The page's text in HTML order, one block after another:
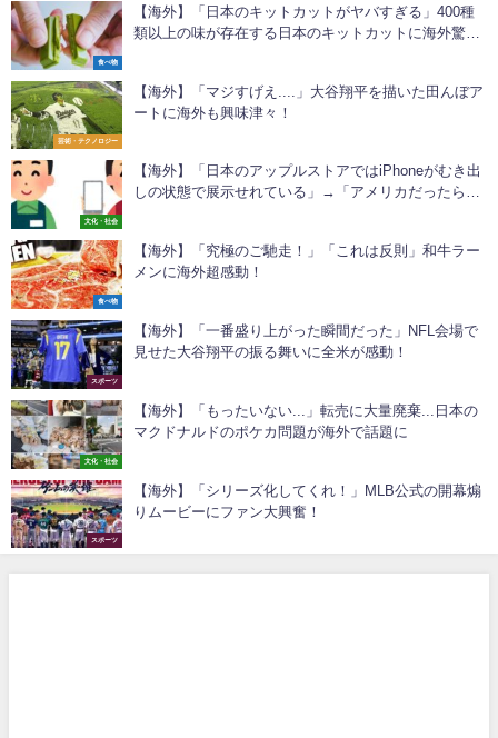
食べ物
【海外】「日本のキットカットがヤバすぎる」400種
類以上の味が存在する日本のキットカットに海外驚
芸術・テクノロジー
【海外】「マジすげえ....」大谷翔平を描いた田んぼア
ートに海外も興味津々！
文化・社会
【海外】「日本のアップルストアではiPhoneがむき出
しの状態で展示せれている」→「アメリカだったら30
食べ物
【海外】「究極のご馳走！」「これは反則」和牛ラー
メンに海外超感動！
スポーツ
【海外】「一番盛り上がった瞬間だった」NFL会場で
見せた大谷翔平の振る舞いに全米が感動！
文化・社会
【海外】「もったいない...」転売に大量廃棄...日本の
マクドナルドのポケカ問題が海外で話題に
スポーツ
【海外】「シリーズ化してくれ！」MLB公式の開幕煽
りムービーにファン大興奮！